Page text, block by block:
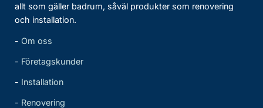
allt som gäller badrum, såväl produkter som renovering
och installation.
- Om oss
- Företagskunder
- Installation
- Renovering